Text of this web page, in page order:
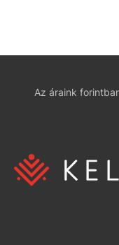
Az áraink